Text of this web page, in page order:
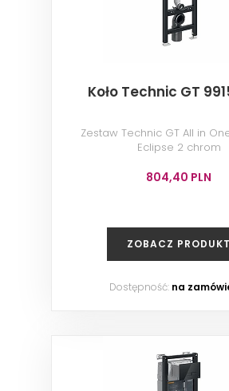
Koło Technic GT
Zestaw Technic GT All in
Eclipse 2 chrom
804,40 PLN
ZOBACZ PRODUKT
Dostępność: na